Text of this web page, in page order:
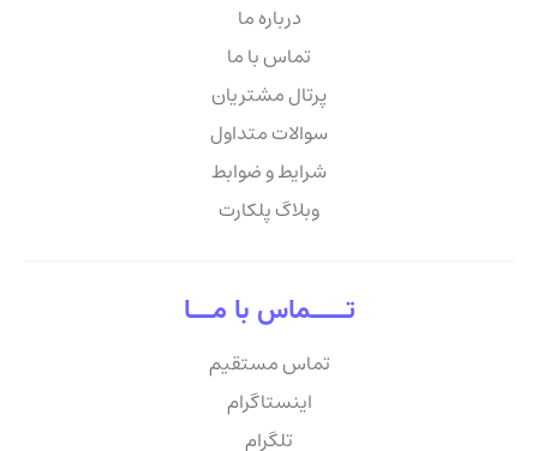
درباره ما
تماس با ما
پرتال مشتریان
سوالات متداول
شرایط و ضوابط
وبلاگ پلکارت
تـــــماس با مـــا
تماس مستقیم
اینستاگرام
تلگرام